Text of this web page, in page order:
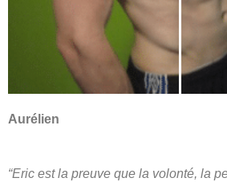
Aurélien
“Eric est la preuve que la volonté, la